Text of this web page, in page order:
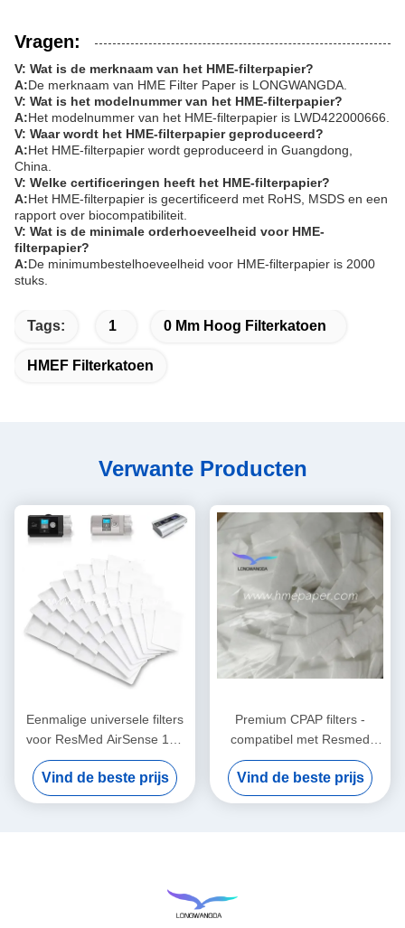
Vragen:
V: Wat is de merknaam van het HME-filterpapier?
A:De merknaam van HME Filter Paper is LONGWANGDA.
V: Wat is het modelnummer van het HME-filterpapier?
A:Het modelnummer van het HME-filterpapier is LWD422000666.
V: Waar wordt het HME-filterpapier geproduceerd?
A:Het HME-filterpapier wordt geproduceerd in Guangdong,
China.
V: Welke certificeringen heeft het HME-filterpapier?
A:Het HME-filterpapier is gecertificeerd met RoHS, MSDS en een
rapport over biocompatibiliteit.
V: Wat is de minimale orderhoeveelheid voor HME-
filterpapier?
A:De minimumbestelhoeveelheid voor HME-filterpapier is 2000
stuks.
Tags: 1 0 Mm Hoog Filterkatoen
HMEF Filterkatoen
Verwante Producten
Eenmalige universele filters
voor ResMed AirSense 10 -
AirCurve 10 - S9 - AirStart
Vind de beste prijs
Premium CPAP filters -
compatibel met Resmed
Airsense 11 Supplies Series
Vind de beste prijs